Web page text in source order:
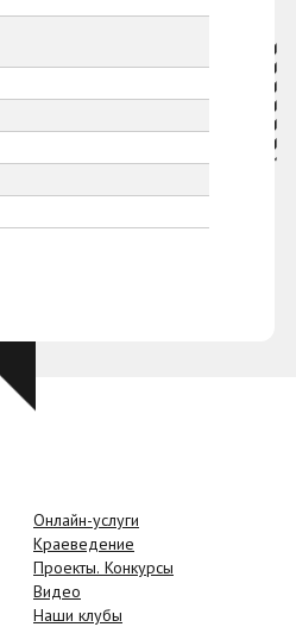
Онлайн-услуги
Краеведение
Проекты. Конкурсы
Видео
Наши клубы